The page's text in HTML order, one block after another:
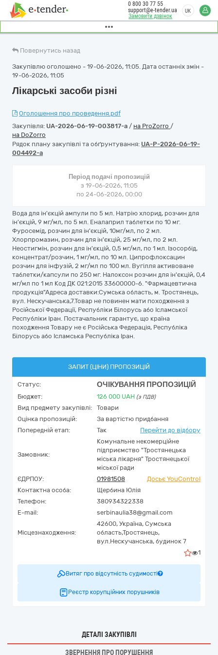
Замовити дзвінок
0 800 30 77 55
support@e-tender.ua
UK
Повернутись назад
Закупівлю оголошено - 19-06-2026, 11:05. Дата останніх змін -
19-06-2026, 11:05
Лікарські засоби різні
Оголошення про проведення.pdf
Закупівля: UA-2026-06-19-003817-a / на ProZorro /
на DoZorro
Рядок плану закупівлі та обґрунтування: UA-P-2026-06-19-
004492-a
Період подачі пропозицій
з 19-06-2026, 11:05
по 24-06-2026, 00:00
Вода для ін'єкцій ампули по 5 мл. Натрію хлорид, розчин для
ін'єкцій, 9 мг/мл, по 5 мл. Еналаприл таблетки по 10 мг.
Фуросемід, розчин для ін'єкцій, 10мг/мл, по 2 мл.
Хлорпромазин, розчин для ін'єкцій, 25 мг/мл, по 2 мл.
Неостигмін, розчин для ін'єкцій, 0,5 мг/мл, по 1 мл. Ізосорбід,
концентрат/розчин, 1 мг/мл, по 10 мл. Ципрофлоксацин
розчин для інфузій, 2 мг/мл по 100 мл. Вугілля активоване
таблетки/капсули по 250 мг. Налоксон розчин для ін'єкцій, 0,4
мг/мл по 1 мл Код ДК 021:2015 33600000-6. "Фармацевтична
продукція"Адреса доставки:Сумська область, м. Тростянець,
вул. Нескучанська,7.Товар не повинен мати походження з
Російської Федерації, Республіки Білорусь або Ісламської
Республіки Іран. Постачальник гарантує, що країна
походження Товару не є Російська Федерація, Республіка
Білорусь або Ісламська Республіка Іран.
ЗАПИТ (ЦІНИ) ПРОПОЗИЦІЙ
Статус: ОЧІКУВАННЯ ПРОПОЗИЦІЙ
Бюджет: 126 000 UAH (з ПДВ)
Вид предмету закупівлі:
Товари
Оцінка пропозицій:
За вартістю придбання
Попередній етап:
Так Перейти до відбору
Замовник:
Комунальне некомерційне
підприємство "Тростянецька
міська лікарня" Тростянецької
міської ради
ЄДРПОУ:
01981508
Досьє YouControl
Контактна особа:
Щербина Юлія
Телефон:
380934322338
E-mail:
serbinaulia38@gmail.com
Місцезнаходження:
42600, Україна, Сумська
область,Тростянець,
вул.Нескучанська, будинок 7
1
Витяг про відсутність судимості
Реєстр корупційних порушників
ДЕТАЛІ ЗАКУПІВЛІ
ЗВЕРНЕННЯ ПРО ПОРУШЕННЯ